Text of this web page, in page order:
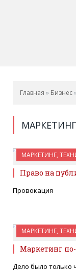
Главная » Бизнес
МАРКЕТИНГ,
23 НОЯБРЯ 2011
Право на
Провокация
МАРКЕТИНГ,
18 НОЯБРЯ 2011
Маркетинг
Дело было только